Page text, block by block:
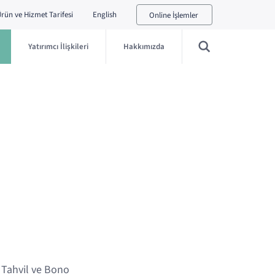
ve Hizmet Tarifesi English Online İşlemler
Yatırımcı İlişkileri Hakkımızda
ve Bono